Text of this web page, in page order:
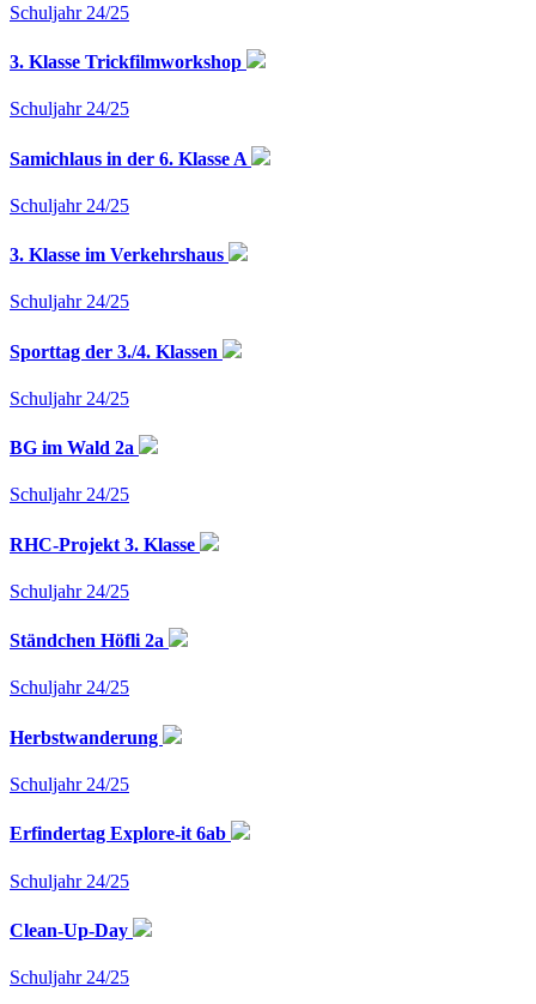
Schuljahr 24/25
3. Klasse Trickfilmworkshop
Schuljahr 24/25
Samichlaus in der 6. Klasse A
Schuljahr 24/25
3. Klasse im Verkehrshaus
Schuljahr 24/25
Sporttag der 3./4. Klassen
Schuljahr 24/25
BG im Wald 2a
Schuljahr 24/25
RHC-Projekt 3. Klasse
Schuljahr 24/25
Ständchen Höfli 2a
Schuljahr 24/25
Herbstwanderung
Schuljahr 24/25
Erfindertag Explore-it 6ab
Schuljahr 24/25
Clean-Up-Day
Schuljahr 24/25